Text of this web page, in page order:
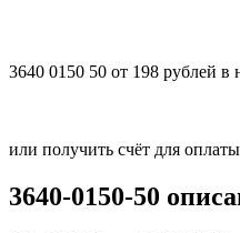
3640 0150 50 от 198 рублей
или получить счёт для
3640-0150-50